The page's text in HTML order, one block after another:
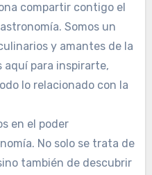
compartir contigo el
Somos un
y amantes de la
aquí para inspirarte,
lo relacionado con la
en el poder
No solo se trata de
también de descubrir